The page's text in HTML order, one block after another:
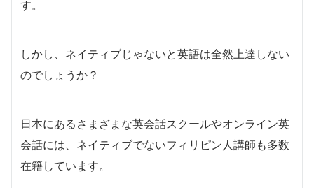
す。
しかし、ネイティブじゃないと英語は全然上達しない
のでしょうか？
日本にあるさまざまな英会話スクールやオンライン英
会話には、ネイティブでないフィリピン人講師も多数
在籍しています。